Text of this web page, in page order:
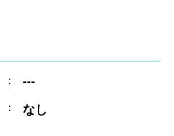
： ---
： なし